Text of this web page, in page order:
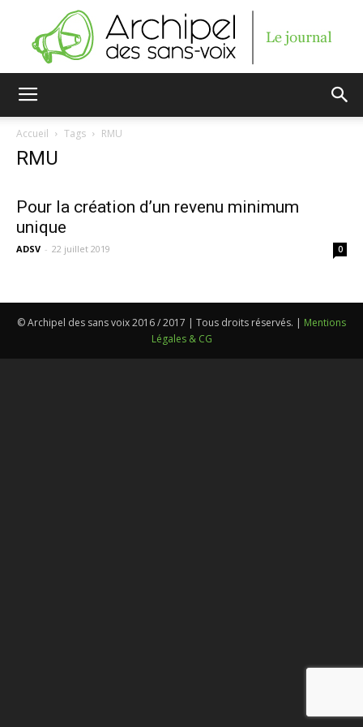
voix
Accueil Tags RMU
RMU
Pour la création d’un revenu minimum
unique
ADSV - 22 juillet 2019 0
© Archipel des sans voix 2016 / 2017 | Tous droits réservés. | Mentions
Légales & CG